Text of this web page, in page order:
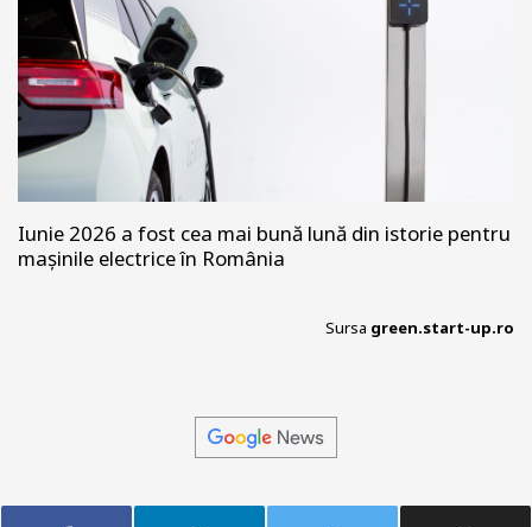
Iunie 2026 a fost cea mai bună lună din istorie pentru
mașinile electrice în România
Sursa green.start-up.ro